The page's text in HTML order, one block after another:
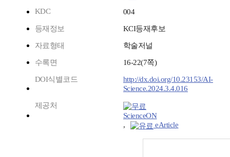
KDC
004
등재정보 KCI등재후보
자료형태 학술저널
수록면 16-22(7쪽)
DOI식별코드
http://dx.doi.org/10.23153/AI-
Science.2024.3.4.016
제공처
ScienceON
,
eArticle